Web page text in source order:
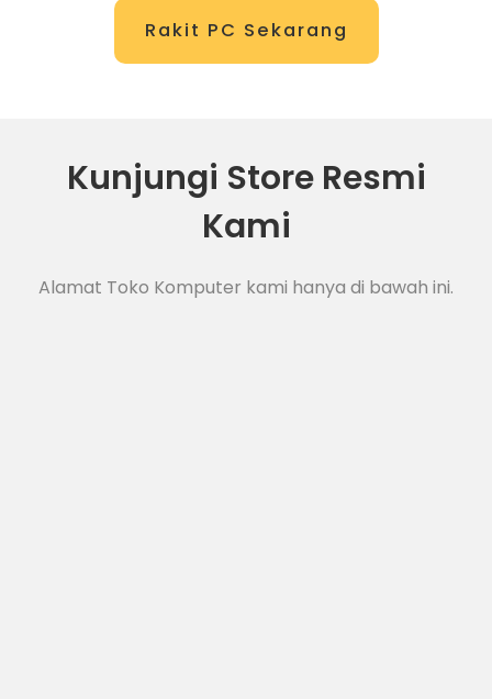
Rakit PC Sekarang
Kunjungi Store Resmi
Kami
Alamat Toko Komputer kami hanya di bawah ini.